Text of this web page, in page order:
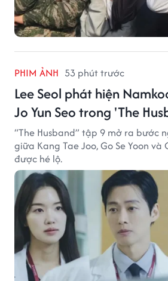
PHIM ẢNH 53 phút trước
Lee Seol phát hiện
Jo Yun Seo trong 'The
“The Husband” tập 9 mở ra bước
giữa Kang Tae Joo, Go Se Yoon và
được hé lộ.